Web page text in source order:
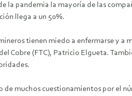
la pandemia la mayoría de las
llega a un 50%.
tienen miedo a enfermarse y a
Cobre (FTC), Patricio Elgueta.
de muchos cuestionamientos por el